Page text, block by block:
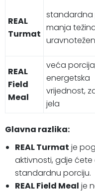
REAL
Turmat
standardna
manja
REAL
Field
Meal
veća
energetska
vrijednost,
jela
Glavna razlika:
REAL Turmat je
aktivnosti, gdje ćete
standardnu porciju.
REAL Field Meal je